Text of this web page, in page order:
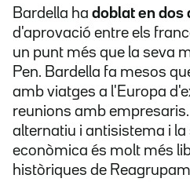
Bardella ha doblat en dos
d'aprovació entre els
un punt més que la seva
Pen. Bardella fa mesos
amb viatges a l'Europa
reunions amb
alternatiu i antisistema i la
econòmica és molt més
històriques de